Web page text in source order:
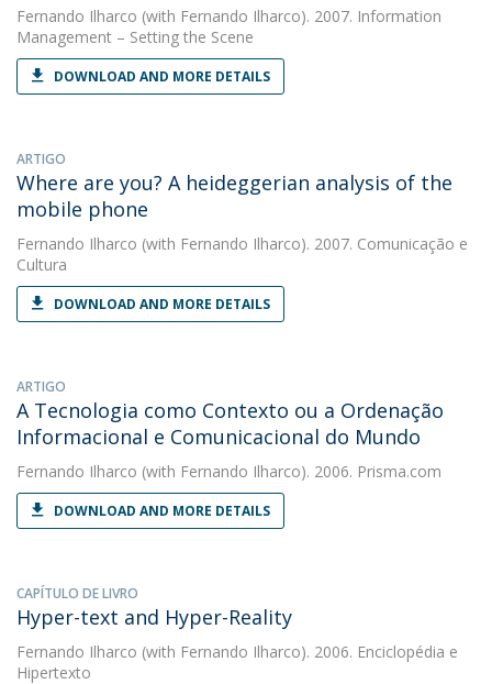
Fernando Ilharco (with Fernando Ilharco). 2007. Information
Management – Setting the Scene
DOWNLOAD AND MORE DETAILS
ARTIGO
Where are you? A heideggerian analysis of the
mobile phone
Fernando Ilharco (with Fernando Ilharco). 2007. Comunicação e
Cultura
DOWNLOAD AND MORE DETAILS
ARTIGO
A Tecnologia como Contexto ou a Ordenação
Informacional e Comunicacional do Mundo
Fernando Ilharco (with Fernando Ilharco). 2006. Prisma.com
DOWNLOAD AND MORE DETAILS
CAPÍTULO DE LIVRO
Hyper-text and Hyper-Reality
Fernando Ilharco (with Fernando Ilharco). 2006. Enciclopédia e
Hipertexto